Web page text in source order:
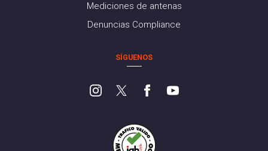
Mediciones de antenas
Denuncias Compliance
SÍGUENOS